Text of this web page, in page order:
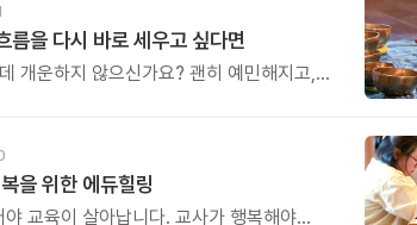
름을 다시 바로 세우고 싶다면
개운하지 않으신가요? 괜히 예민해지고,
니다.
을 위한 에듀힐링
교육이 살아납니다. 교사가 행복해야